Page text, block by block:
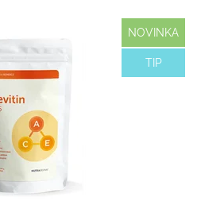
NOVINKA
TIP
s úžasnými produktami
užíva celá naša rodina a
som sa rozhodla dva z
zdravia a imunity vás a